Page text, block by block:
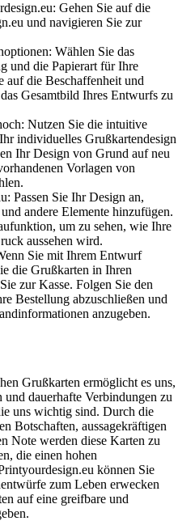
Gehen Sie auf die
und navigieren Sie zur
Wählen Sie das
und die Papierart für Ihre
auf die Beschaffenheit und
Gesamtbild Ihres Entwurfs zu
Nutzen Sie die intuitive
individuelles Grußkartendesign
Ihr Design von Grund auf neu
Vorlagen von
Passen Sie Ihr Design an,
andere Elemente hinzufügen.
um zu sehen, wie Ihre
aussehen wird.
Sie mit Ihrem Entwurf
die Grußkarten in Ihren
zur Kasse. Folgen Sie den
Bestellung abzuschließen und
anzugeben.
Grußkarten ermöglicht es uns,
und dauerhafte Verbindungen zu
uns wichtig sind. Durch die
Botschaften, aussagekräftigen
Note werden diese Karten zu
die einen hohen
können Sie
zum Leben erwecken
auf eine greifbare und